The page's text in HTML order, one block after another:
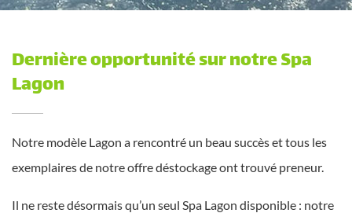
Dernière opportunité sur notre Spa
Lagon
Notre modèle Lagon a rencontré un beau succès et tous les
exemplaires de notre offre déstockage ont trouvé preneur.
Il ne reste désormais qu’un seul Spa Lagon disponible : notre